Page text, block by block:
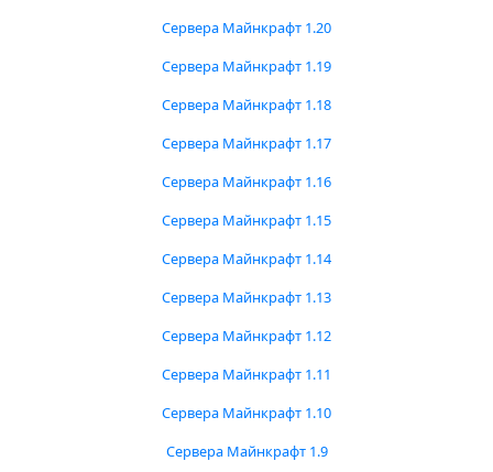
Сервера Майнкрафт 1.20
Сервера Майнкрафт 1.19
Сервера Майнкрафт 1.18
Сервера Майнкрафт 1.17
Сервера Майнкрафт 1.16
Сервера Майнкрафт 1.15
Сервера Майнкрафт 1.14
Сервера Майнкрафт 1.13
Сервера Майнкрафт 1.12
Сервера Майнкрафт 1.11
Сервера Майнкрафт 1.10
Сервера Майнкрафт 1.9